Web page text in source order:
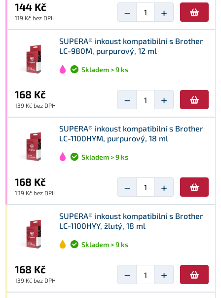
144 Kč
119 Kč bez DPH − +
SUPERA® inkoust kompatibilní s Brother
LC-980M, purpurový, 12 ml
Skladem > 9 ks
168 Kč
139 Kč bez DPH − +
SUPERA® inkoust kompatibilní s Brother
LC-1100HYM, purpurový, 18 ml
Skladem > 9 ks
168 Kč
139 Kč bez DPH − +
SUPERA® inkoust kompatibilní s Brother
LC-1100HYY, žlutý, 18 ml
Skladem > 9 ks
168 Kč
139 Kč bez DPH − +